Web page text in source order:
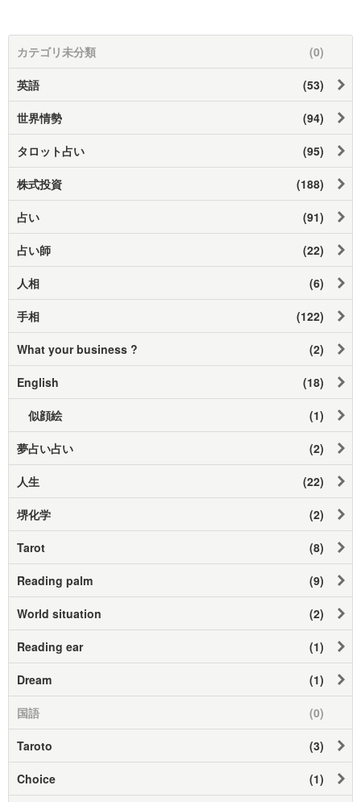
カテゴリ未分類 (0)
英語 (53)
世界情勢 (94)
タロット占い (95)
株式投資 (188)
占い (91)
占い師 (22)
人相 (6)
手相 (122)
What your business ? (2)
English (18)
似顔絵 (1)
夢占い占い (2)
人生 (22)
堺化学 (2)
Tarot (8)
Reading palm (9)
World situation (2)
Reading ear (1)
Dream (1)
国語 (0)
Taroto (3)
Choice (1)